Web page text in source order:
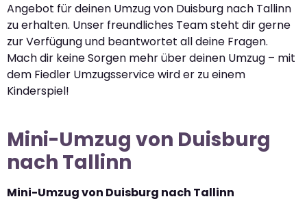
Angebot für deinen Umzug von Duisburg nach Tallinn
zu erhalten. Unser freundliches Team steht dir gerne
zur Verfügung und beantwortet all deine Fragen.
Mach dir keine Sorgen mehr über deinen Umzug – mit
dem Fiedler Umzugsservice wird er zu einem
Kinderspiel!
Mini-Umzug von Duisburg
nach Tallinn
Mini-Umzug von Duisburg nach Tallinn